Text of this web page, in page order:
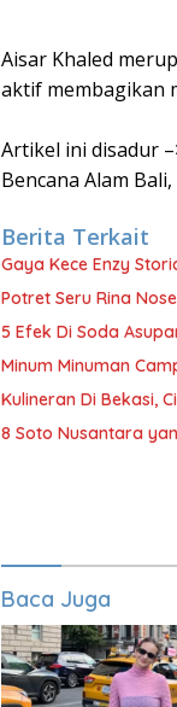
Aisar Khaled
aktif membagikan
Artikel ini disadur
Bencana Alam
Berita Terkait
Gaya Kece Enzy
Potret Seru Rina
5 Efek Di Soda
Minum Minuman
Kulineran Di Bekasi,
8 Soto Nusantara
Baca Juga